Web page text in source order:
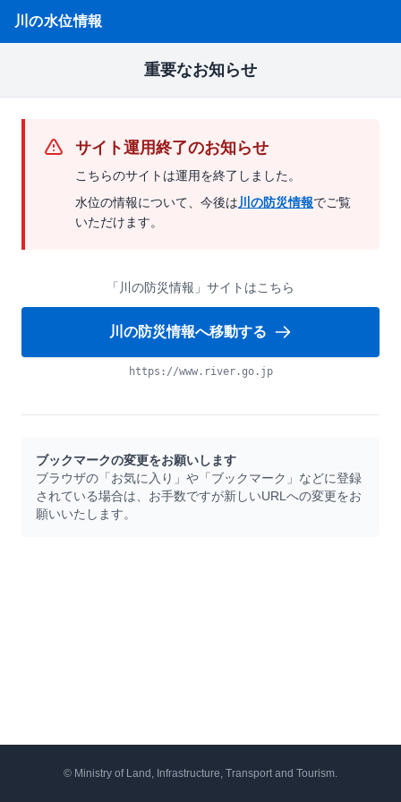
川の水位情報
重要なお知らせ
サイト運用終了のお知らせ
こちらのサイトは運用を終了しました。
水位の情報について、今後は川の防災情報でご覧
いただけます。
「川の防災情報」サイトはこちら
川の防災情報へ移動する
https://www.river.go.jp
ブックマークの変更をお願いします
ブラウザの「お気に入り」や「ブックマーク」などに登録
されている場合は、お手数ですが新しいURLへの変更をお
願いいたします。
© Ministry of Land, Infrastructure, Transport and Tourism.